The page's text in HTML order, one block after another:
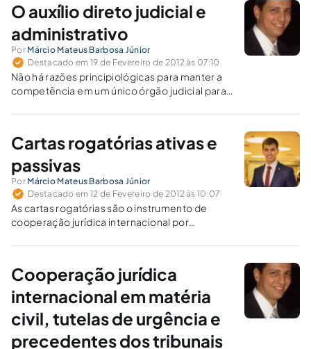
integração internacional.
O auxílio direto judicial e
administrativo
Por Márcio Mateus Barbosa Júnior
Destacado em 19 de Fevereiro de 2012 às 07:10
Não há razões principiológicas para manter a
competência em um único órgão judicial para
jurisdicionais estrangeiros, devendo haver
consagrar, na plenitude, o auxílio direto entre
juízes de estados diversos.
Cartas rogatórias ativas e
passivas
Por Márcio Mateus Barbosa Júnior
Destacado em 12 de Fevereiro de 2012 às 10:07
As cartas rogatórias são o instrumento de
cooperação jurídica internacional por
equivocados precedentes e não tem dado o
rogados por Estados estrangeiros.
Cooperação jurídica
internacional em matéria
civil, tutelas de urgência e
precedentes dos tribunais